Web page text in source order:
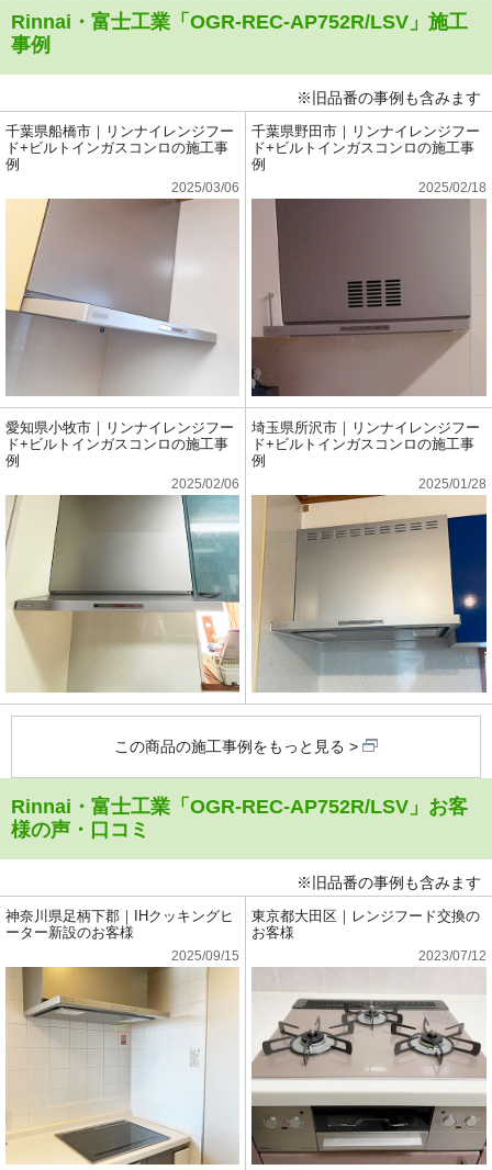
Rinnai・富士工業「OGR-REC-AP752R/LSV」施工
事例
※旧品番の事例も含みます
千葉県船橋市｜リンナイレンジフー
ド+ビルトインガスコンロの施工事
例
2025/03/06
千葉県野田市｜リンナイレンジフー
ド+ビルトインガスコンロの施工事
例
2025/02/18
愛知県小牧市｜リンナイレンジフー
ド+ビルトインガスコンロの施工事
例
2025/02/06
埼玉県所沢市｜リンナイレンジフー
ド+ビルトインガスコンロの施工事
例
2025/01/28
この商品の施工事例をもっと見る
Rinnai・富士工業「OGR-REC-AP752R/LSV」お客
様の声・口コミ
※旧品番の事例も含みます
神奈川県足柄下郡｜IHクッキングヒ
ーター新設のお客様
2025/09/15
東京都大田区｜レンジフード交換の
お客様
2023/07/12